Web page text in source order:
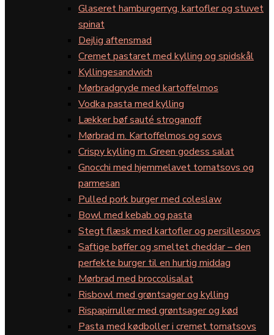
Glaseret hamburgerryg, kartofler og stuvet
spinat
Dejlig aftensmad
Cremet pastaret med kylling og spidskål
Kyllingesandwich
Mørbradgryde med kartoffelmos
Vodka pasta med kylling
Lækker bøf sauté stroganoff
Mørbrad m. Kartoffelmos og sovs
Crispy kylling m. Green godess salat
Gnocchi med hjemmelavet tomatsovs og
parmesan
Pulled pork burger med coleslaw
Bowl med kebab og pasta
Stegt flæsk med kartofler og persillesovs
Saftige bøffer og smeltet cheddar – den
perfekte burger til en hurtig middag
Mørbrad med broccolisalat
Risbowl med grøntsager og kylling
Rispapirruller med grøntsager og kød
Pasta med kødboller i cremet tomatsovs